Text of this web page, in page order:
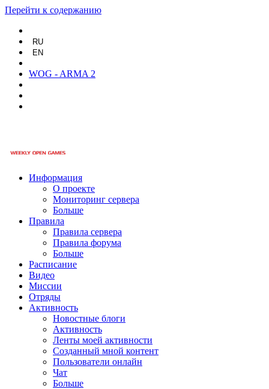
Перейти к содержанию
RU
EN
WOG - ARMA 2
Информация
О проекте
Мониторинг сервера
Больше
Правила
Правила сервера
Правила форума
Больше
Расписание
Видео
Миссии
Отряды
Активность
Новостные блоги
Активность
Ленты моей активности
Созданный мной контент
Пользователи онлайн
Чат
Больше